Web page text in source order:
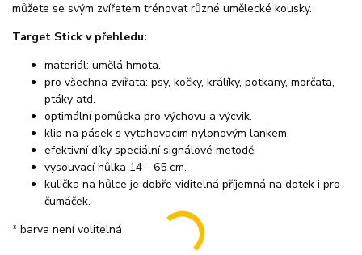
můžete se svým zvířetem trénovat různé umělecké kousky.
Target Stick v přehledu:
materiál: umělá hmota.
pro všechna zvířata: psy, kočky, králíky, potkany, morčata,
ptáky atd.
optimální pomůcka pro výchovu a výcvik.
klip na pásek s vytahovacím nylonovým lankem.
efektivní díky speciální signálové metodě.
vysouvací hůlka 14 - 65 cm.
kulička na hůlce je dobře viditelná příjemná na dotek i pro
čumáček.
* barva není volitelná